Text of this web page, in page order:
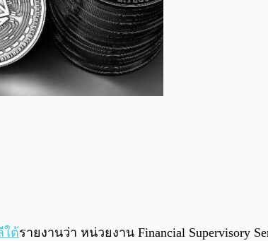
ใต้รายงานว่า หน่วยงาน Financial Supervisory